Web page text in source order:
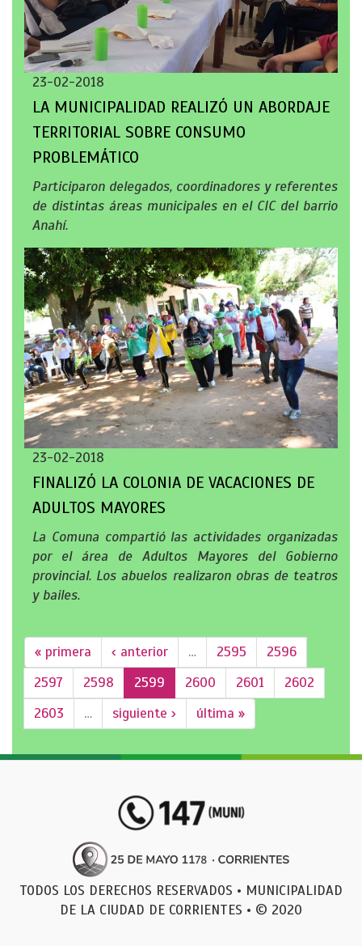
23-02-2018
LA MUNICIPALIDAD REALIZÓ UN ABORDAJE
TERRITORIAL SOBRE CONSUMO
PROBLEMÁTICO
Participaron delegados, coordinadores y referentes
de distintas áreas municipales en el CIC del barrio
Anahí.
23-02-2018
FINALIZÓ LA COLONIA DE VACACIONES DE
ADULTOS MAYORES
La Comuna compartió las actividades organizadas
por el área de Adultos Mayores del Gobierno
provincial. Los abuelos realizaron obras de teatros
y bailes.
« primera ‹ anterior … 2595
2596
2597
2598 2599 2600 2601
2602
2603
… siguiente › última »
TODOS LOS DERECHOS RESERVADOS • MUNICIPALIDAD
DE LA CIUDAD DE CORRIENTES • © 2020